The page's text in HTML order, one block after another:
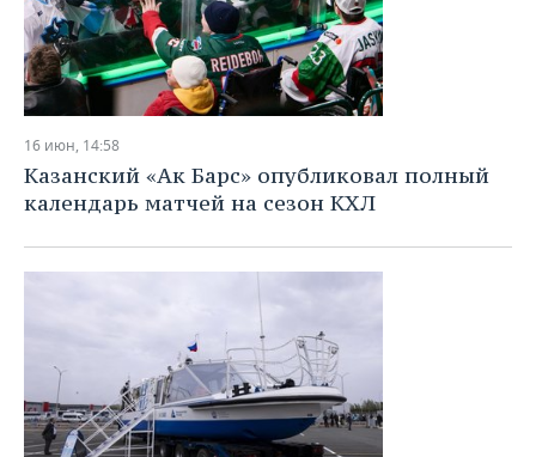
16 июн, 14:58
Казанский «Ак Барс» опубликовал полный
календарь матчей на сезон КХЛ